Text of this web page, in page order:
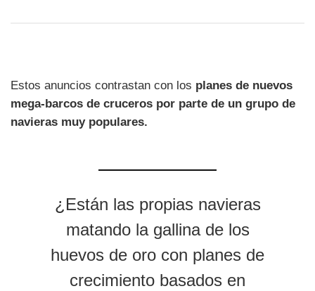
Estos anuncios contrastan con los planes de nuevos
mega-barcos de cruceros por parte de un grupo de
navieras muy populares.
¿Están las propias navieras
matando la gallina de los
huevos de oro con planes de
crecimiento basados en